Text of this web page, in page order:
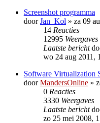
Screenshot programma
doorJan_Kol » za 09
14 Reacties
12995 Weergaves
Laatste bericht
wo 24 aug 2011,
Software Virtualization
doorMandersOnline »
0 Reacties
3330 Weergaves
Laatste bericht
zo 25 mei 2008,